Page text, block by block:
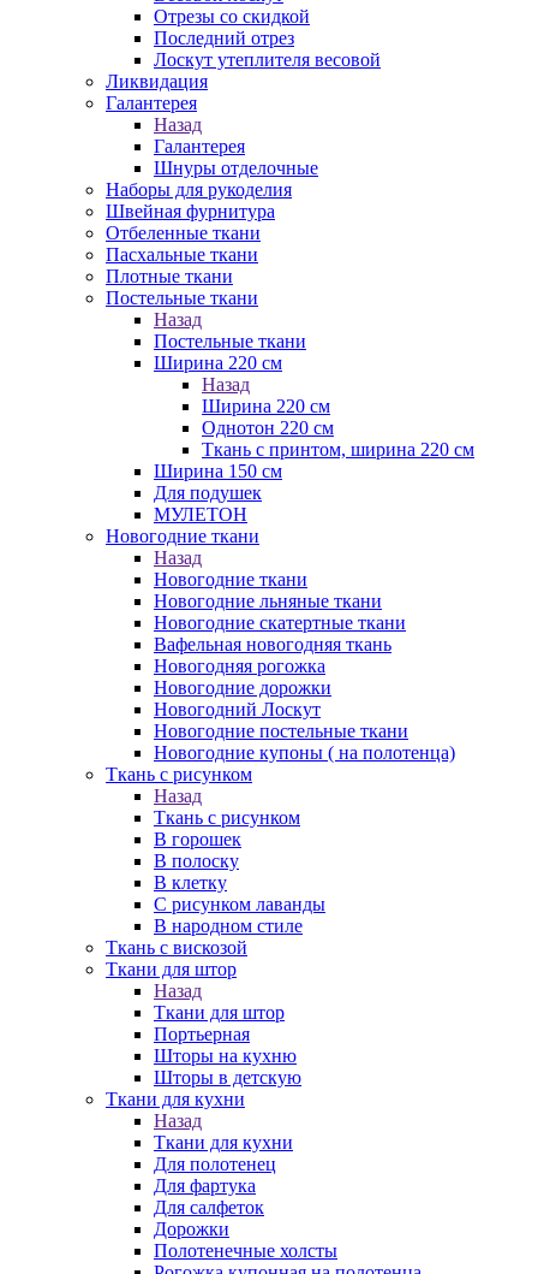
Отрезы со скидкой
Последний отрез
Лоскут утеплителя весовой
Ликвидация
Галантерея
Назад
Галантерея
Шнуры отделочные
Наборы для рукоделия
Швейная фурнитура
Отбеленные ткани
Пасхальные ткани
Плотные ткани
Постельные ткани
Назад
Постельные ткани
Ширина 220 см
Назад
Ширина 220 см
Однотон 220 см
Ткань с принтом, ширина 220 см
Ширина 150 см
Для подушек
МУЛЕТОН
Новогодние ткани
Назад
Новогодние ткани
Новогодние льняные ткани
Новогодние скатертные ткани
Вафельная новогодняя ткань
Новогодняя рогожка
Новогодние дорожки
Новогодний Лоскут
Новогодние постельные ткани
Новогодние купоны ( на полотенца)
Ткань с рисунком
Назад
Ткань с рисунком
В горошек
В полоску
В клетку
С рисунком лаванды
В народном стиле
Ткань с вискозой
Ткани для штор
Назад
Ткани для штор
Портьерная
Шторы на кухню
Шторы в детскую
Ткани для кухни
Назад
Ткани для кухни
Для полотенец
Для фартука
Для салфеток
Дорожки
Полотенечные холсты